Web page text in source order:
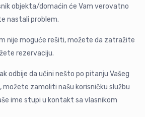
objekta/domaćin će Vam verovatno
nastali problem.
nije moguće rešiti, možete da zatražite
rezervaciju.
odbije da učini nešto po pitanju Vašeg
možete zamoliti našu korisničku službu
ime stupi u kontakt sa vlasnikom